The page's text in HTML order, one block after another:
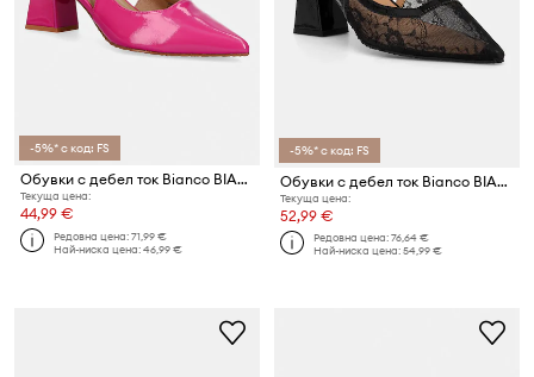
-5%* с код: FS
Обувки с дебел ток Bianco BIAMARALYN
Текуща цена:
44,99 €
Редовна цена:71,99 €
Най-ниска цена:46,99 €
-5%* с код: FS
Обувки с дебел ток Bianco BIAMARALYN
Текуща цена:
52,99 €
Редовна цена:76,64 €
Най-ниска цена:54,99 €